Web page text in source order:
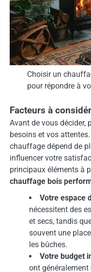
Choisir un
pour répondre à
Facteurs à
Avant de vous décider,
besoins et vos
chauffage dépend de
influencer votre
principaux éléments à
chauffage bois
Votre espace
nécessitent des
et secs, tandis
souvent une
les bûches.
Votre budget
ont généralement